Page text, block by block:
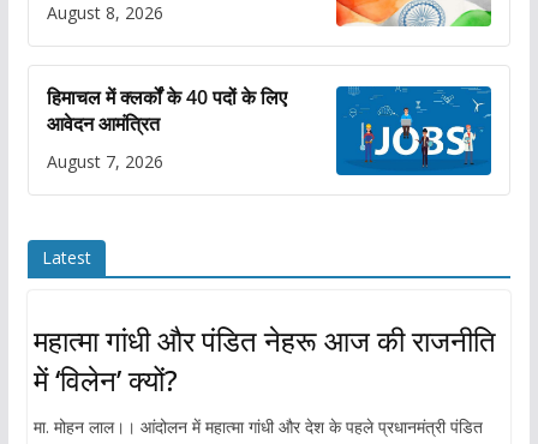
August 8, 2026
हिमाचल में क्लर्कों के 40 पदों के लिए
आवेदन आमंत्रित
August 7, 2026
Latest
महात्मा गांधी और पंडित नेहरू आज की राजनीति
में ‘विलेन’ क्यों?
मा. मोहन लाल।। आंदोलन में महात्मा गांधी और देश के पहले प्रधानमंत्री पंडित